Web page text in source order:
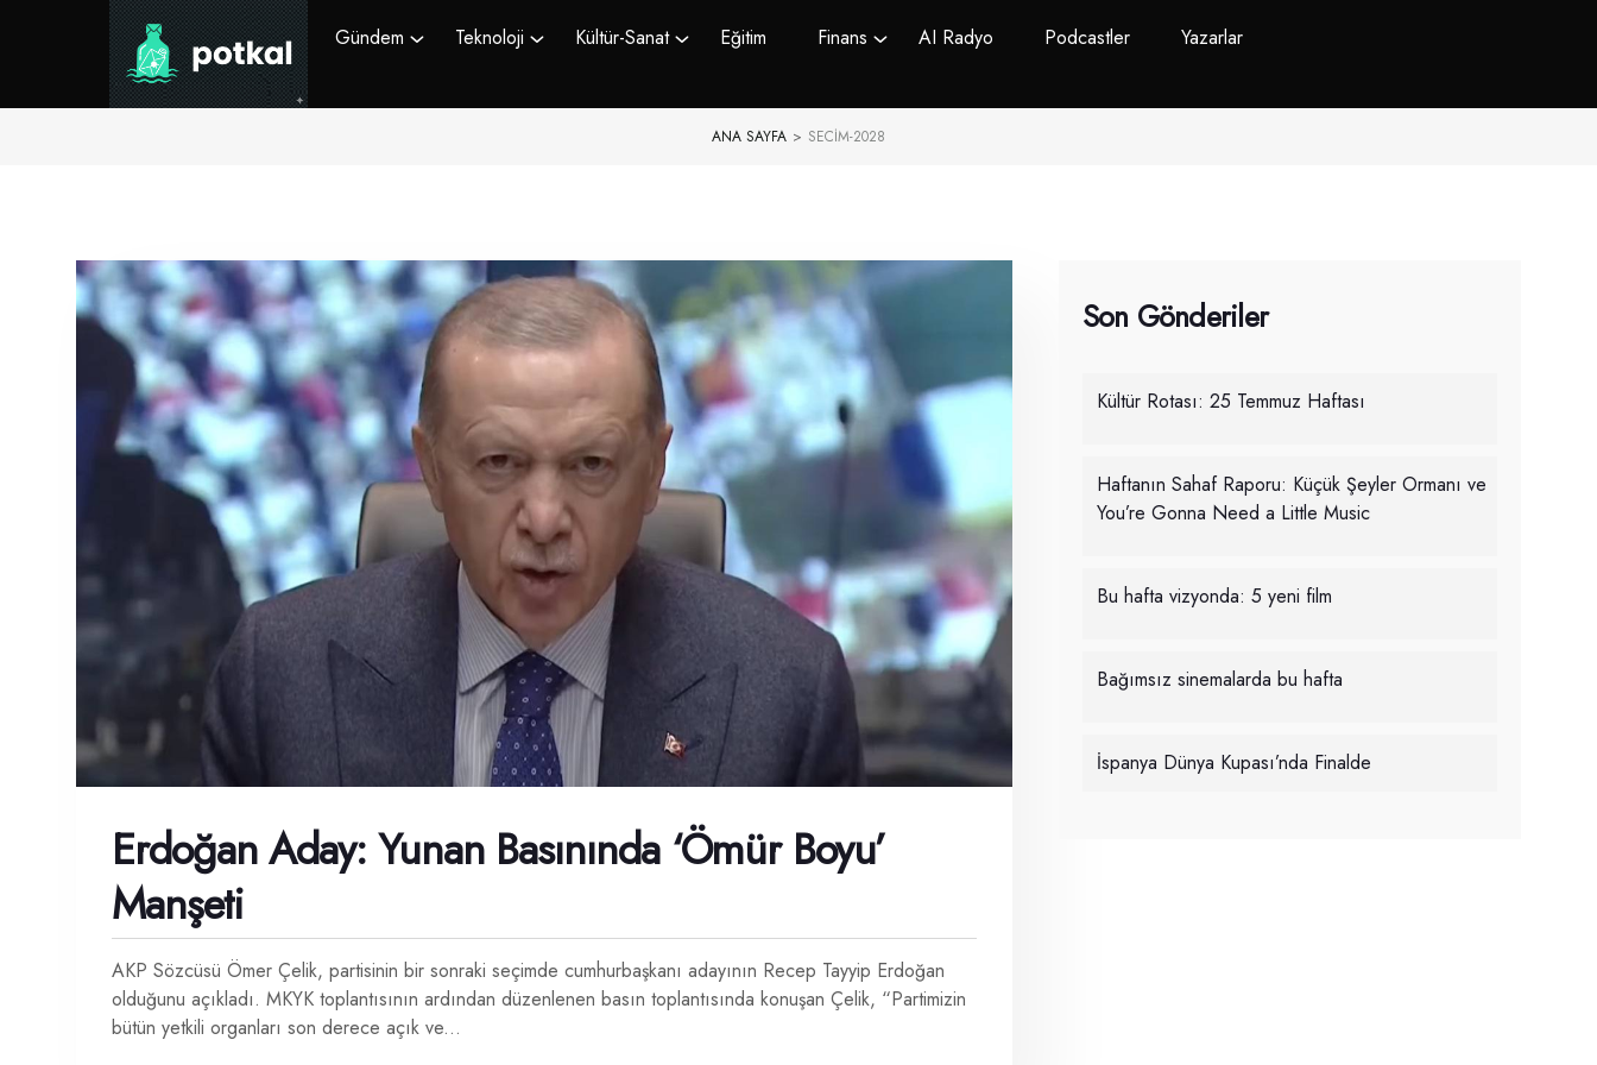
Gündem Teknoloji Kültür-Sanat Eğitim Finans AI Radyo Podcastler Yazarlar
ANA SAYFA > SECIM-2028
Erdoğan Aday: Yunan Basınında ‘ömür Boyu’
Manşeti
AKP Sözcüsü Ömer Çelik, partisinin bir sonraki seçimde cumhurbaşkanı adayının Recep Tayyip Erdoğan
olduğunu açıkladı. MKYK toplantısının ardından düzenlenen basın toplantısında konuşan Çelik, “Partimizin
bütün yetkili organları son derece açık ve...
Son Gönderiler
Kültür Rotası: 25 Temmuz Haftası
Haftanın Sahaf Raporu: Küçük Şeyler Ormanı ve
You’re Gonna Need a Little Music
Bu hafta vizyonda: 5 yeni film
Bağımsız sinemalarda bu hafta
İspanya Dünya Kupası’nda Finalde